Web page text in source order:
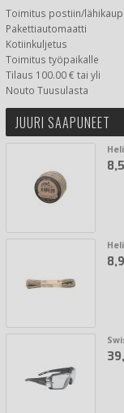
Toimitus postiin/
Pakettiautomaatti
Kotiinkuljetus
Toimitus työpaikalle
Tilaus 100.00 € tai yli
Nouto Tuusulasta
JUURI SAAPUNEET